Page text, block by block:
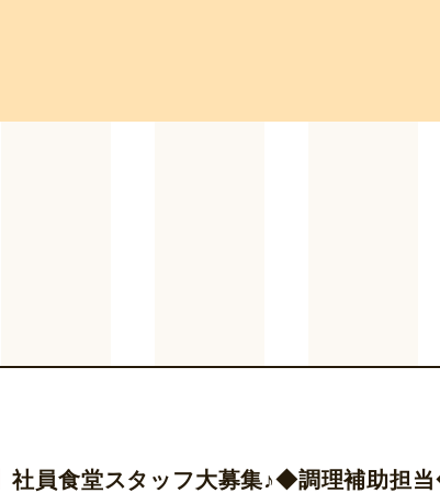
社員食堂スタッフ大募集♪◆調理補助担